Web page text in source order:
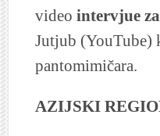
video intervjue
Jutjub (YouTube)
pantomimičara.
AZIJSKI